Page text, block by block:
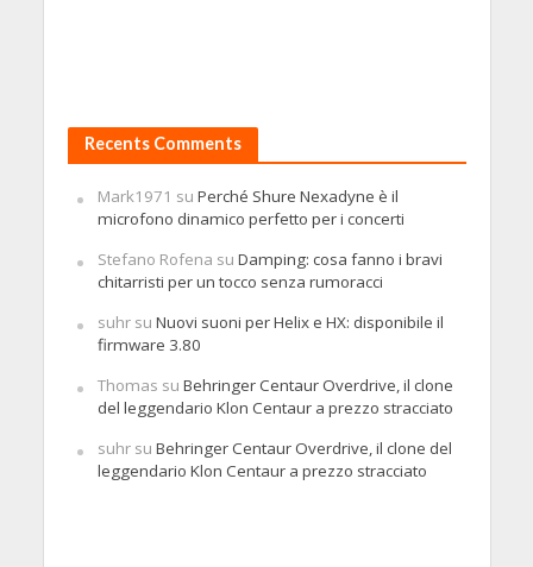
Recents Comments
Mark1971 su Perché Shure Nexadyne è il
microfono dinamico perfetto per i concerti
Stefano Rofena su Damping: cosa fanno i bravi
chitarristi per un tocco senza rumoracci
suhrsu Nuovi suoni per Helix e HX: disponibile il
firmware 3.80
Thomas su Behringer Centaur Overdrive, il clone
del leggendario Klon Centaur a prezzo stracciato
suhrsu Behringer Centaur Overdrive, il clone del
leggendario Klon Centaur a prezzo stracciato